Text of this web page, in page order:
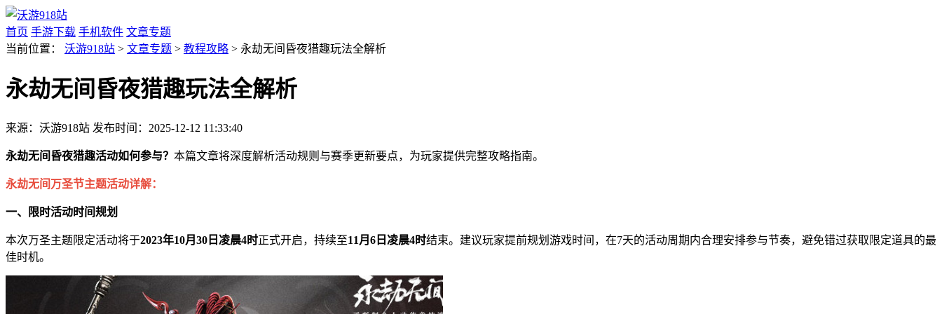
首页 手游下载 手机软件 文章专题
当前位置： 沃游918站 > 文章专题 > 教程攻略 > 永劫无间昏夜猎趣玩法全解析
永劫无间昏夜猎趣玩法全解析
来源：沃游918站 发布时间：2025-12-12 11:33:40
永劫无间昏夜猎趣活动如何参与？ 本篇文章将深度解析活动规则与赛季更新要点，为玩家提供完整攻略指南。
永劫无间万圣节主题活动详解：
一、限时活动时间规划
本次万圣主题限定活动将于2023年10月30日凌晨4时正式开启，持续至11月6日凌晨4时结束。建议玩家提前规划游戏时间，在7天的活动周期内合理安排参与节奏，避免错过获取限定道具的最
佳时机。